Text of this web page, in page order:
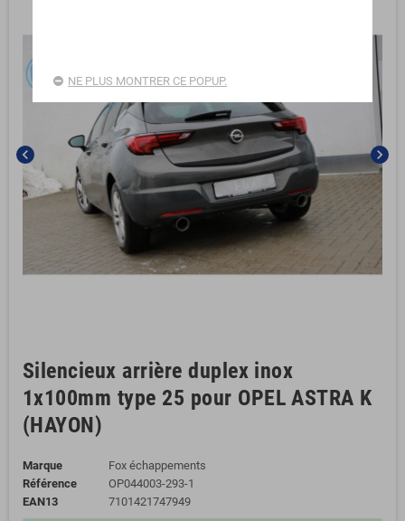
chevron_left chevron_right
Silencieux arrière duplex inox
1x100mm type 25 pour OPEL ASTRA K
(HAYON)
Marque
Fox échappements
Référence
OP044003-293-1
EAN13
7101421747949
NE PLUS MONTRER CE POPUP.